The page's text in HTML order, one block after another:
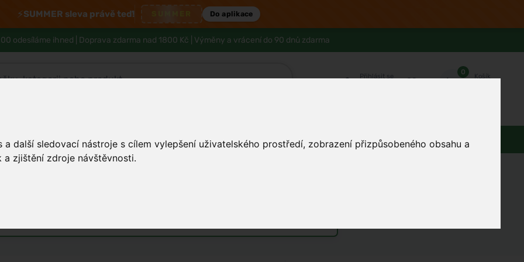
další sledovací nástroje s cílem vylepšení uživatelského prostředí, zobrazení přizpůsobeného obsahu a
zjištění zdroje návštěvnosti.
⚡SUMMER sleva právě teď! Do aplikace
odesíláme ihned | Doprava zdarma nad 1800 Kč | Výměny a vrácení do 90 dnů zdarma
Přihlásit se
0
Košík
Tělo a hygiena Zdraví Domácnost Dárky Obuv / oblečení
pokožky, hydratací i hojením jizev